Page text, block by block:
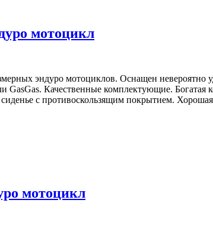
мотоцикл
эндуро мотоциклов. Оснащен
Качественные комплектующие.
с противоскользящим покрытием.
мотоцикл